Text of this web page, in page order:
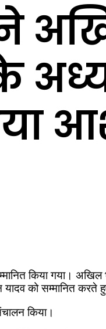
ने
किया गया।
को सम्मानित करते
किया।